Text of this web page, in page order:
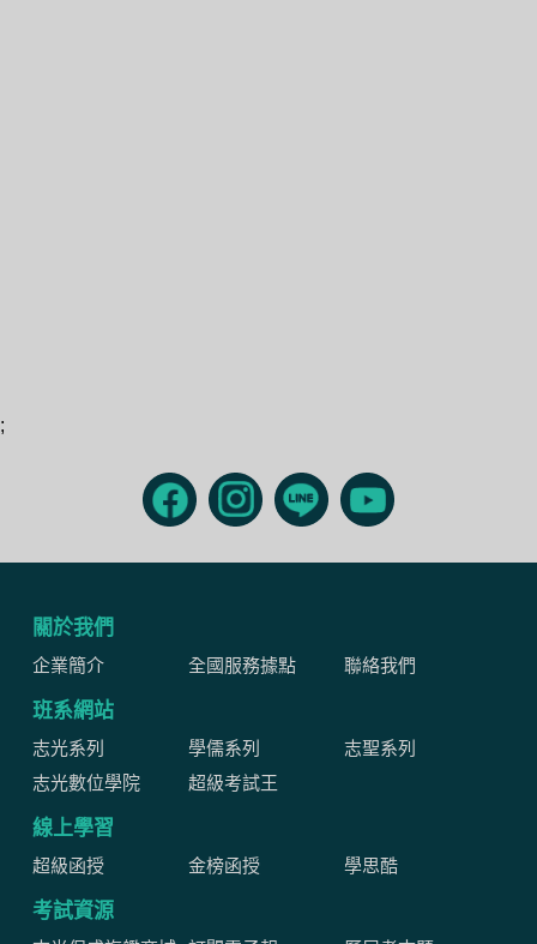
;
關於我們
企業簡介 全國服務據點 聯絡我們
班系網站
志光系列 學儒系列
志聖系列
志光數位學院
超級考試王
線上學習
超級函授 金榜函授 學思酷
考試資源